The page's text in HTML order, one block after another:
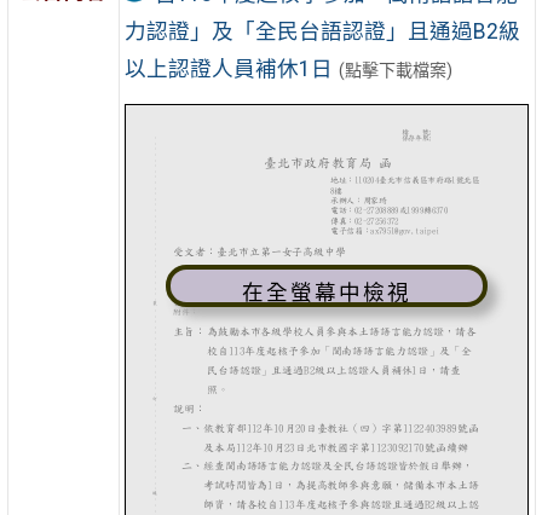
力認證」及「全民台語認證」且通過B2級
以上認證人員補休1日 (點擊下載檔案)
在全螢幕中檢視